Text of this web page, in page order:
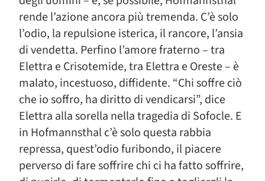
rende l’azione ancora più tremenda. C’è solo
l’odio, la repulsione isterica, il rancore, l’ansia
di vendetta. Perfino l’amore fraterno – tra
Elettra e Crisotemide, tra Elettra e Oreste – è
malato, incestuoso, diffidente. “Chi soffre ciò
che io soffro, ha diritto di vendicarsi”, dice
Elettra alla sorella nella tragedia di Sofocle. E
in Hofmannsthal c’è solo questa rabbia
repressa, quest’odio furibondo, il piacere
perverso di fare soffrire chi ci ha fatto soffrire,